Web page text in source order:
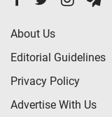
About Us
Editorial Guidelines
Privacy Policy
Advertise With Us